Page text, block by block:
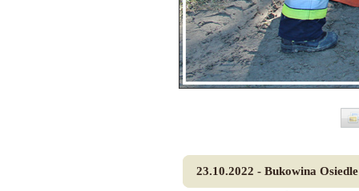
23.10.2022 - Bukowina